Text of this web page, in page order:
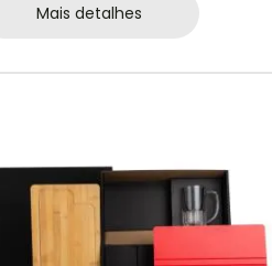
Mais detalhes